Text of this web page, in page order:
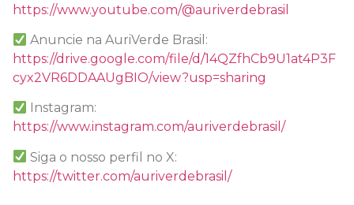
https://www.youtube.com/@auriverdebrasil
Anuncie na AuriVerde Brasil:
https://drive.google.com/file/d/14QZfhCb9U1at4P3F
cyx2VR6DDAAUgBIO/view?usp=sharing
Instagram:
https://www.instagram.com/auriverdebrasil/
Siga o nosso perfil no X:
https://twitter.com/auriverdebrasil/